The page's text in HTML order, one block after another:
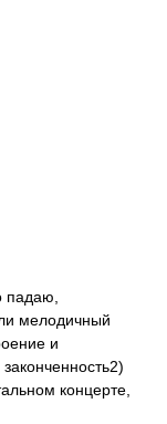
падаю,
мелодичный
и
концерте,